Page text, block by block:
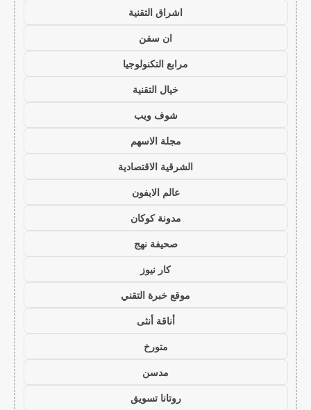
اشراق التقنية
ان سفن
مرابع التكنولوجيا
خيال التقنية
شوف ويب
مجلة الاسهم
الشرقية الاقتصادية
عالم الايفون
مدونة كوكان
صحيفة نهج
كار نيوز
موقع خبرة التقني
أناقة أنثى
متورخ
مدسن
روتانا تسويق